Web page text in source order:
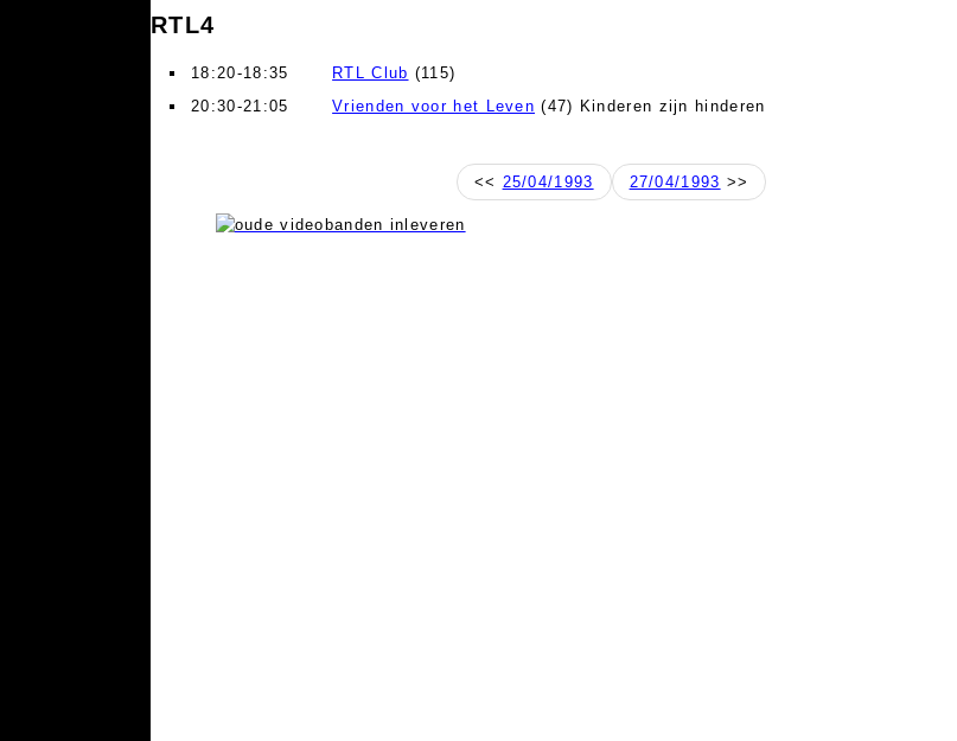
RTL4
18:20-18:35 RTL Club (115)
20:30-21:05
Vrienden voor het Leven (47) Kinderen zijn hinderen
<< 25/04/1993 27/04/1993 >>